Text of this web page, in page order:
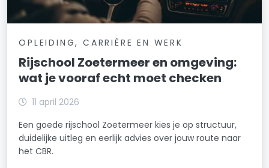
OPLEIDING, CARRIÈRE EN WERK
Rijschool Zoetermeer en omgeving:
wat je vooraf echt moet checken
11 april 2026
Een goede rijschool Zoetermeer kies je op structuur,
duidelijke uitleg en eerlijk advies over jouw route naar
het CBR.